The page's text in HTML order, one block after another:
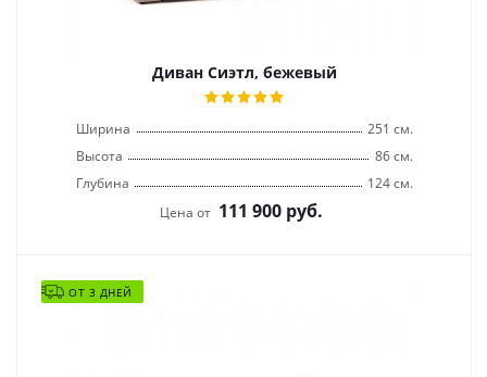
Диван Сиэтл, бежевый
Ширина
251 см.
Высота
86 см.
Глубина
124 см.
Цена от 111 900руб.
ОТ 3 ДНЕЙ